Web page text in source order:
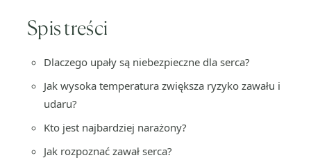
Spis treści
Dlaczego upały są niebezpieczne dla serca?
Jak wysoka temperatura zwiększa ryzyko zawału i
udaru?
Kto jest najbardziej narażony?
Jak rozpoznać zawał serca?